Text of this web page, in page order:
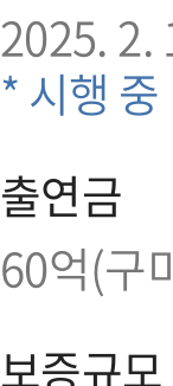
2025. 2.
* 시행 중
출연금
60억(구
보증규모